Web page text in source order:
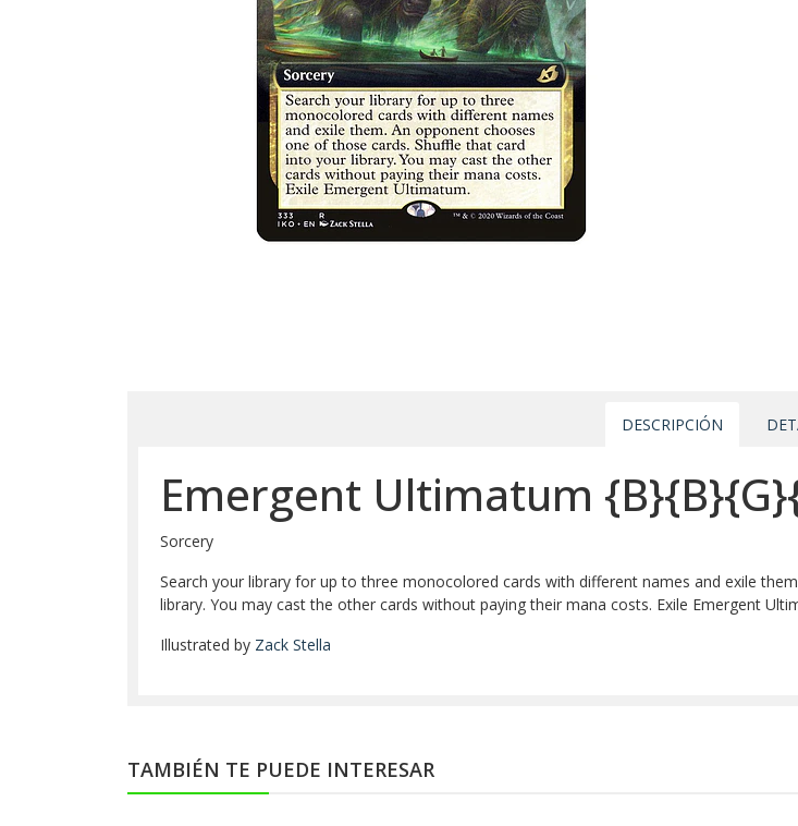
DESCRIPCIÓN
Emergent Ultimatum {B}{B}{G}
Sorcery
Search your library for up to three monocolored cards with different names and exile
library. You may cast the other cards without paying their mana costs. Exile Emergent
Illustrated by Zack Stella
TAMBIÉN TE PUEDE INTERESAR